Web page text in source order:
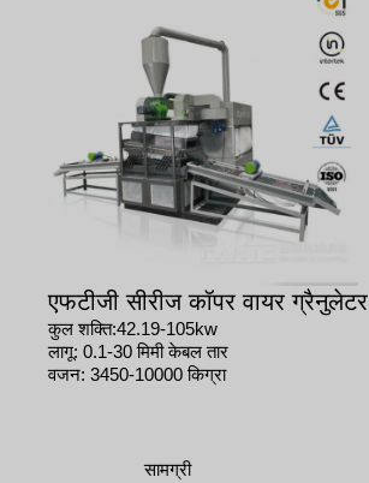
एफटीजी सीरीज कॉपर वायर ग्रैनुलेटर
कुल शक्ति:42.19-105kw
लागू: 0.1-30 मिमी केबल तार
वजन: 3450-10000 किग्रा
सामग्री